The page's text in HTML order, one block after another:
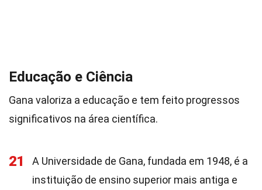
Educação e Ciência
Gana valoriza a educação e tem feito progressos
significativos na área científica.
21
A Universidade de Gana, fundada em 1948, é a
instituição de ensino superior mais antiga e